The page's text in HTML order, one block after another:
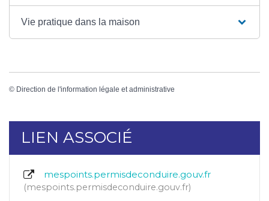
Vie pratique dans la maison
© Direction de l'information légale et administrative
LIEN ASSOCIÉ
mespoints.permisdeconduire.gouv.fr
mespoints.permisdeconduire.gouv.fr